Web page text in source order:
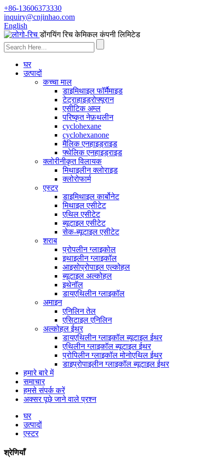
+86-13606373330
inquiry@cnjinhao.com
English
डोंगयिंग रिच केमिकल कंपनी लिमिटेड
घर
उत्पादों
कच्चा माल
डाइमिथाइल फॉर्मैमाइड
टेट्राहाइड्रोफ्यूरान
एसीटिक अम्ल
परिष्कृत नेफ़थलीन
cyclohexane
cyclohexanone
मैलिक एनहाइड्राइड
फ्थेलिक एनहाइड्राइड
क्लोरीनीकृत विलायक
मिथाइलीन क्लोराइड
क्लोरोफार्म
एस्टर
डाइमिथाइल कार्बोनेट
मिथाइल एसीटेट
एथिल एसीटेट
ब्यूटाइल एसीटेट
सेक-ब्यूटाइल एसीटेट
शराब
प्रोपलीन ग्लाइकोल
इथाइलीन ग्लाइकॉल
आइसोप्रोपाइल एल्कोहल
ब्यूटाइल अल्कोहल
इथेनॉल
डायएथिलीन ग्लाइकॉल
अमाइन
एनिलिन तेल
एसिटाइल एनिलिन
अल्कोहल ईथर
डायएथिलीन ग्लाइकॉल ब्यूटाइल ईथर
एथिलीन ग्लाइकॉल ब्यूटाइल ईथर
प्रोपिलीन ग्लाइकॉल मोनोएथिल ईथर
डाइप्रोपाइलीन ग्लाइकॉल ब्यूटाइल ईथर
हमारे बारे में
समाचार
हमसे संपर्क करें
अक्सर पूछे जाने वाले प्रश्न
घर
उत्पादों
एस्टर
श्रेणियाँ